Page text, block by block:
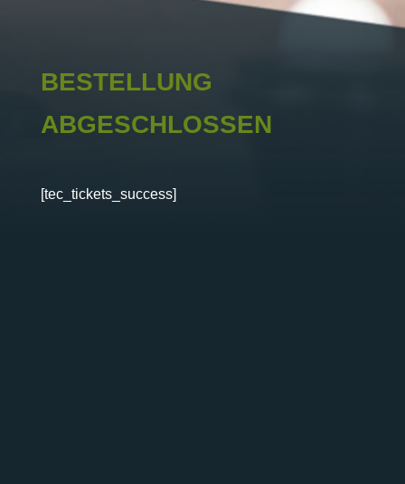
BESTELLUNG
ABGESCHLOSSEN
[tec_tickets_success]